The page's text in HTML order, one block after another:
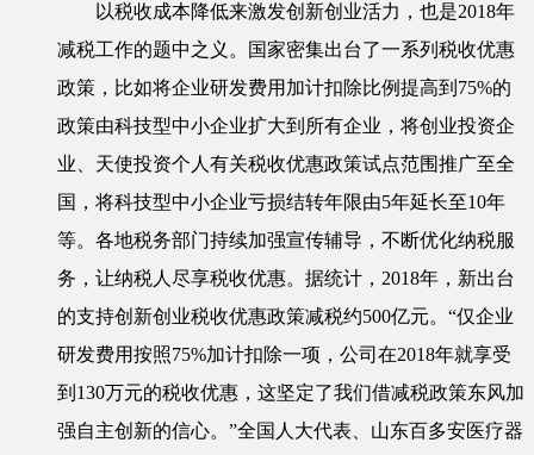
以税收成本降低来激发创新创业活力，也是2018年
减税工作的题中之义。国家密集出台了一系列税收优惠
政策，比如将企业研发费用加计扣除比例提高到75%的
政策由科技型中小企业扩大到所有企业，将创业投资企
业、天使投资个人有关税收优惠政策试点范围推广至全
国，将科技型中小企业亏损结转年限由5年延长至10年
等。各地税务部门持续加强宣传辅导，不断优化纳税服
务，让纳税人尽享税收优惠。据统计，2018年，新出台
的支持创新创业税收优惠政策减税约500亿元。“仅企业
研发费用按照75%加计扣除一项，公司在2018年就享受
到130万元的税收优惠，这坚定了我们借减税政策东风加
强自主创新的信心。”全国人大代表、山东百多安医疗器